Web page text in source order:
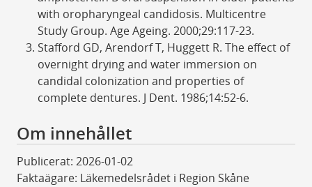
with oropharyngeal candidosis. Multicentre
Study Group. Age Ageing. 2000;29:117-23.
Stafford GD, Arendorf T, Huggett R. The effect of
overnight drying and water immersion on
candidal colonization and properties of
complete dentures. J Dent. 1986;14:52-6.
Om innehållet
Publicerat: 2026-01-02
Faktaägare: Läkemedelsrådet i Region Skåne